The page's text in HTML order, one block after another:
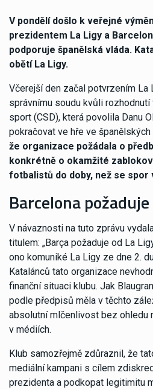
V pondělí došlo k veřejné
prezidentem La Ligy a
podporuje španělská vláda.
obětí La Ligy.
Včerejší den začal potvrzením La
správnímu soudu kvůli
sport (CSD), která povolila Danu
pokračovat ve hře ve španělských
že organizace požádala o
konkrétně o okamžité
fotbalistů do doby, než se spor
Barcelona
V návaznosti na tuto zprávu
titulem: „Barça požaduje od La
ono komuniké La Ligy ze dne 2.
Katalánců tato organizace
finanční situaci klubu. Jak
podle předpisů měla v těchto
absolutní mlčenlivost bez ohledu
v médiích.
Klub samozřejmě zdůraznil, že
mediální kampani s cílem
prezidenta a podkopat legitimitu